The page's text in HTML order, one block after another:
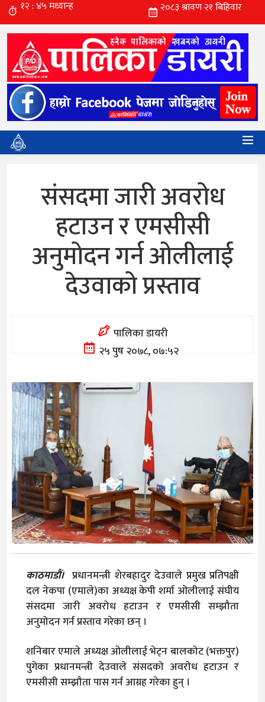
संसदमा जारी अवरोध
हटाउन र एमसीसी
अनुमोदन गर्न ओलीलाई
देउवाको प्रस्ताव
पालिका डायरी
२५ पुष २०७८, ०७:५२
काठमाडौं। प्रधानमन्त्री शेरबहादुर देउवाले प्रमुख प्रतिपक्षी
दल नेकपा (एमाले)का अध्यक्ष केपी शर्मा ओलीलाई संघीय
संसदमा जारी अवरोध हटाउन र एमसीसी सम्झौता
अनुमोदन गर्न प्रस्ताव गरेका छन् ।
शनिबार एमाले अध्यक्ष ओलीलाई भेट्न बालकोट (भक्तपुर)
पुगेका प्रधानमन्त्री देउवाले संसदको अवरोध हटाउन र
एमसीसी सम्झौता पास गर्न आग्रह गरेका हुन् ।